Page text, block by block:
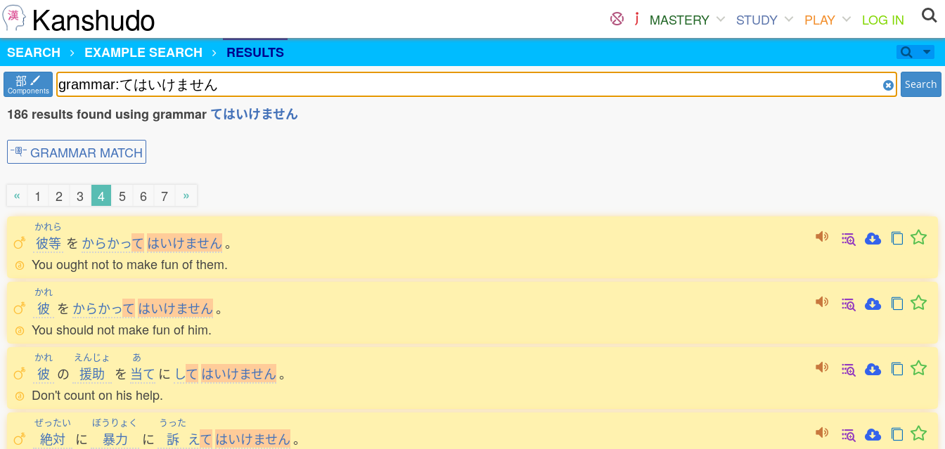
Kanshudo MASTERY STUDY PLAY
LOG IN
SEARCH
EXAMPLE SEARCH RESULTS
部
Components Search
186 results found using grammar てはいけません
GRAMMAR MATCH
« 1 2 3 4 5 6 7 »
かれら
彼等 を からかって はいけません。
You ought not to make fun of them.
かれ
彼 を からかって はいけません。
You should not make fun of him.
かれ
彼 の
えんじょ
援助 を
あ
当て に して はいけません。
Don't count on his help.
ぜったい
絶対 に
ぼうりょく
暴力 に
うった
訴 えて はいけません。